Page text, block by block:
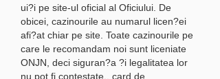
ui?i pe site-ul oficial al Oficiului. De
obicei, cazinourile au numarul licen?ei
afi?at chiar pe site. Toate cazinourile pe
care le recomandam noi sunt liceniate
ONJN, deci siguran?a ?i legalitatea lor
nu pot fi contestate., card de